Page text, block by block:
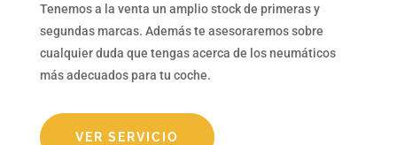
Tenemos a la venta un amplio stock de primeras y
segundas marcas. Además te asesoraremos sobre
cualquier duda que tengas acerca de los neumáticos
más adecuados para tu coche.
VER SERVICIO